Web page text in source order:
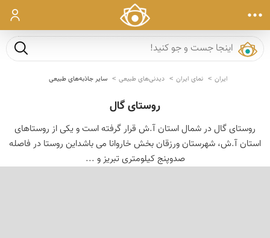
ورود
جست و
ایران نمای ایران دیدنی‌های طبیعی سایر جاذبه‌های طبیعی
روستای گال
روستای گال در شمال استان آ.ش قرار گرفته است و یکی از روستاهای
استان آ.ش، شهرستان ورزقان بخش خاروانا می باشداین روستا در فاصله
صدوپنج کیلومتری تبریز و ...